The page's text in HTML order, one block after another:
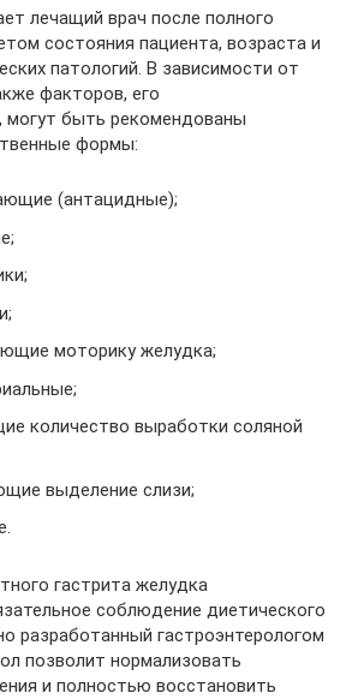
лечащий врач после полного
состояния пациента, возраста и
патологий. В зависимости от
факторов, его
могут быть рекомендованы
формы:
(антацидные);
моторику желудка;
количество выработки соляной
выделение слизи;
гастрита желудка
соблюдение диетического
разработанный гастроэнтерологом
позволит нормализовать
и полностью восстановить